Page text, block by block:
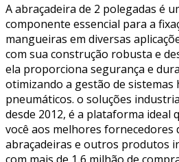
A abraçadeira de 2 polegadas é
componente essencial para a
mangueiras em diversas
com sua construção robusta e
ela proporciona segurança e
otimizando a gestão de sistemas
pneumáticos. o soluções
desde 2012, é a plataforma ideal
você aos melhores fornecedores
abraçadeiras e outros produtos
com mais de 1,6 milhão de